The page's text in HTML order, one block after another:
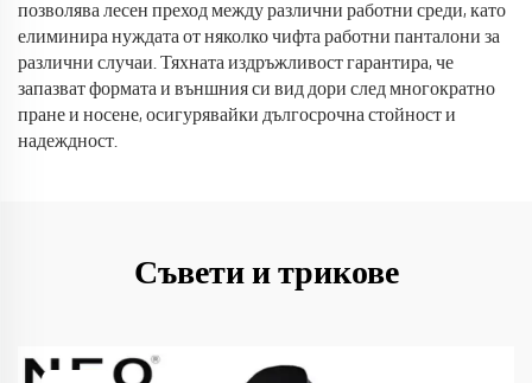
позволява лесен преход между различни работни среди, като
елиминира нуждата от няколко чифта работни панталони за
различни случаи. Тяхната издръжливост гарантира, че
запазват формата и външния си вид дори след многократно
пране и носене, осигурявайки дългосрочна стойност и
надеждност.
Съвети и трикове